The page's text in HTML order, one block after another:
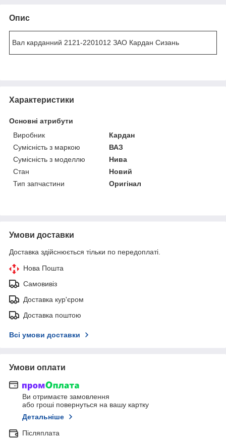
Опис
Вал карданний 2121-2201012 ЗАО Кардан Сизань
Характеристики
Основні атрибути
Виробник
Кардан
Сумісність з маркою
ВАЗ
Сумісність з моделлю
Нива
Стан
Новий
Тип запчастини
Оригінал
Умови доставки
Доставка здійснюється тільки по передоплаті.
Нова Пошта
Самовивіз
Доставка кур'єром
Доставка поштою
Всі умови доставки
Умови оплати
Ви отримаєте замовлення
або гроші повернуться на вашу картку
Детальніше
Післяплата